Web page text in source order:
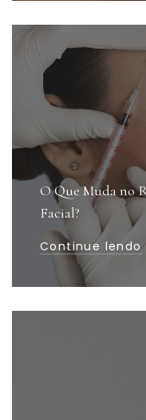
O Que Muda no
Facial?
Continue lendo